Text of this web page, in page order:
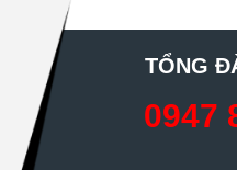
TỔNG
0947